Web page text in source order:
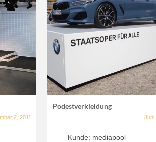
2, 2011
Podestverkleidung
Juni
Kunde: mediapool